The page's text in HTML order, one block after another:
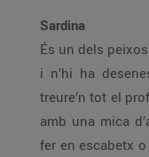
Sardina
És un dels
i n’hi ha
treure’n tot el
amb una mica
fer en escabetx